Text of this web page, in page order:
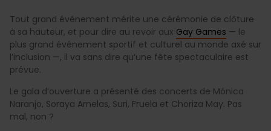
Tout grand événement mérite une cérémonie de clôture
à sa hauteur, et pour dire au revoir aux Gay Games — le
plus grand événement sportif et culturel au monde axé sur
l’inclusion —, il va sans dire qu’une fête spectaculaire est
prévue.
Le gala d’ouverture a présenté des concerts de Mónica
Naranjo, Soraya Arnelas, Suri, Fruela et Choriza May. Pas
mal, non ?